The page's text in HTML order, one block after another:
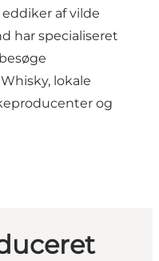
af vilde
har specialiseret
lokale
og